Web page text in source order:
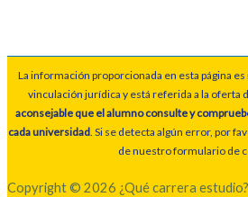
La información proporcionada en esta página
vinculación jurídica y está referida a la oferta
aconsejable que el alumno consulte y
cada universidad. Si se detecta algún error, por
de nuestro formulario de
Copyright © 2026 ¿Qué carrera estudio?